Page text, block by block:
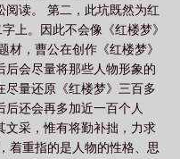
读。 第二，此坑既然为红
上。因此不会像《红楼梦》
，曹公在创作《红楼梦》
后会尽量将那些人物形象的
尽量还原《红楼梦》三百多
还会再多加近一百个人
文采，惟有将勤补拙，力求
着重指的是人物的性格、思